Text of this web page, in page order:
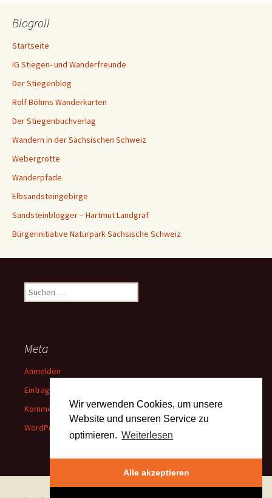
Wir verwenden Cookies, um unsere
Website und unseren Service zu
optimieren. Weiterlesen
Alle akzeptieren
Blogroll
Startseite
IG Stiegen- und Wanderfreunde
Der Stiegenblog
Rolf Böhms Wanderkarten
Der Stiegenbuchverlag
Wandern in der Sächsischen Schweiz
Webergrotte
Wanderpfade
Elbsandsteingebirge
Sandsteinblogger – Hartmut Landgraf
Bürgerinitiative Naturpark Sächsische Schweiz
Suchen
nach:
Meta
Anmelden
Eintrags-Feed
Kommentar-Feed
WordPress.org